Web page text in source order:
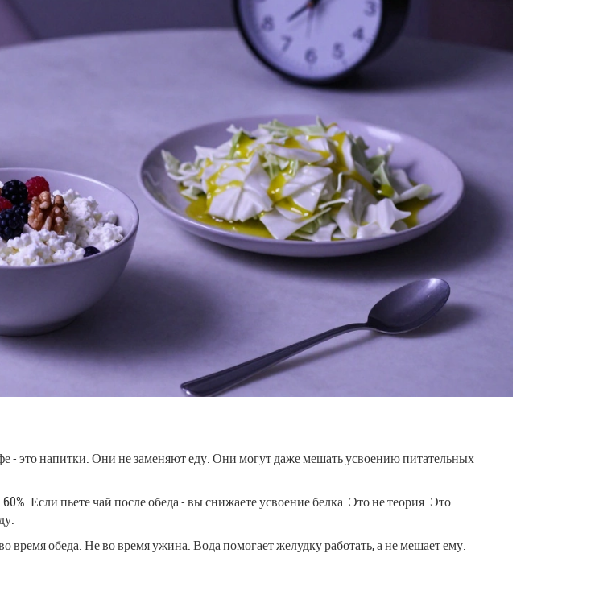
это напитки. Они не заменяют еду. Они могут даже мешать усвоению питательных
Если пьете чай после обеда - вы снижаете усвоение белка. Это не теория. Это
обеда. Не во время ужина. Вода помогает желудку работать, а не мешает ему.